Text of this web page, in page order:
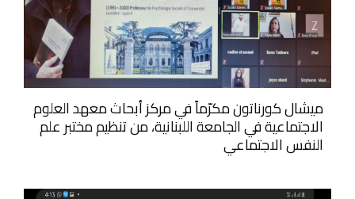
ميشال كورناتون مكرّماً في مركز أبحاث معهد العلوم
الاجتماعية في الجامعة اللبنانية، من تنظيم مختبر علم
النفس الاجتماعي